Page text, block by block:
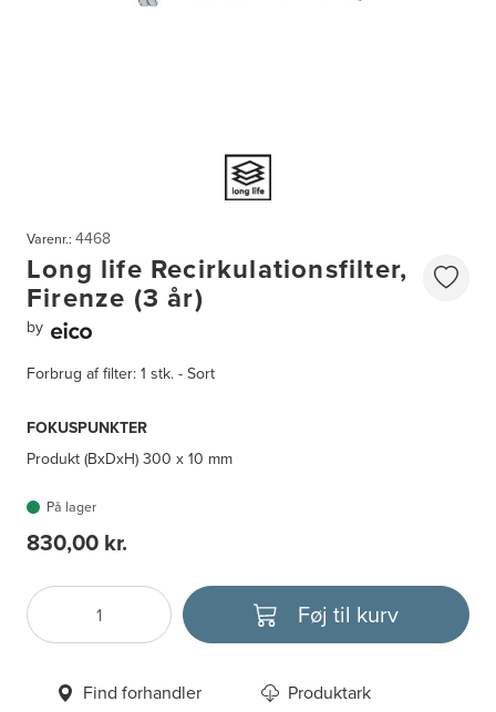
Varenr.: 4468
Long life Recirkulationsfilter,
Firenze (3 år)
by
Forbrug af filter: 1 stk. - Sort
FOKUSPUNKTER
Produkt (BxDxH)300 x 10 mm
På lager
830,00 kr.
Antal
Vælg enhed Føj til kurv
Find forhandler Produktark